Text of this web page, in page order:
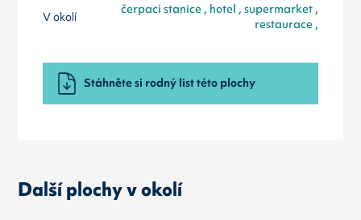
V okolí
čerpací stanice , hotel , supermarket ,
restaurace ,
Stáhněte si rodný list této plochy
Další plochy v okolí